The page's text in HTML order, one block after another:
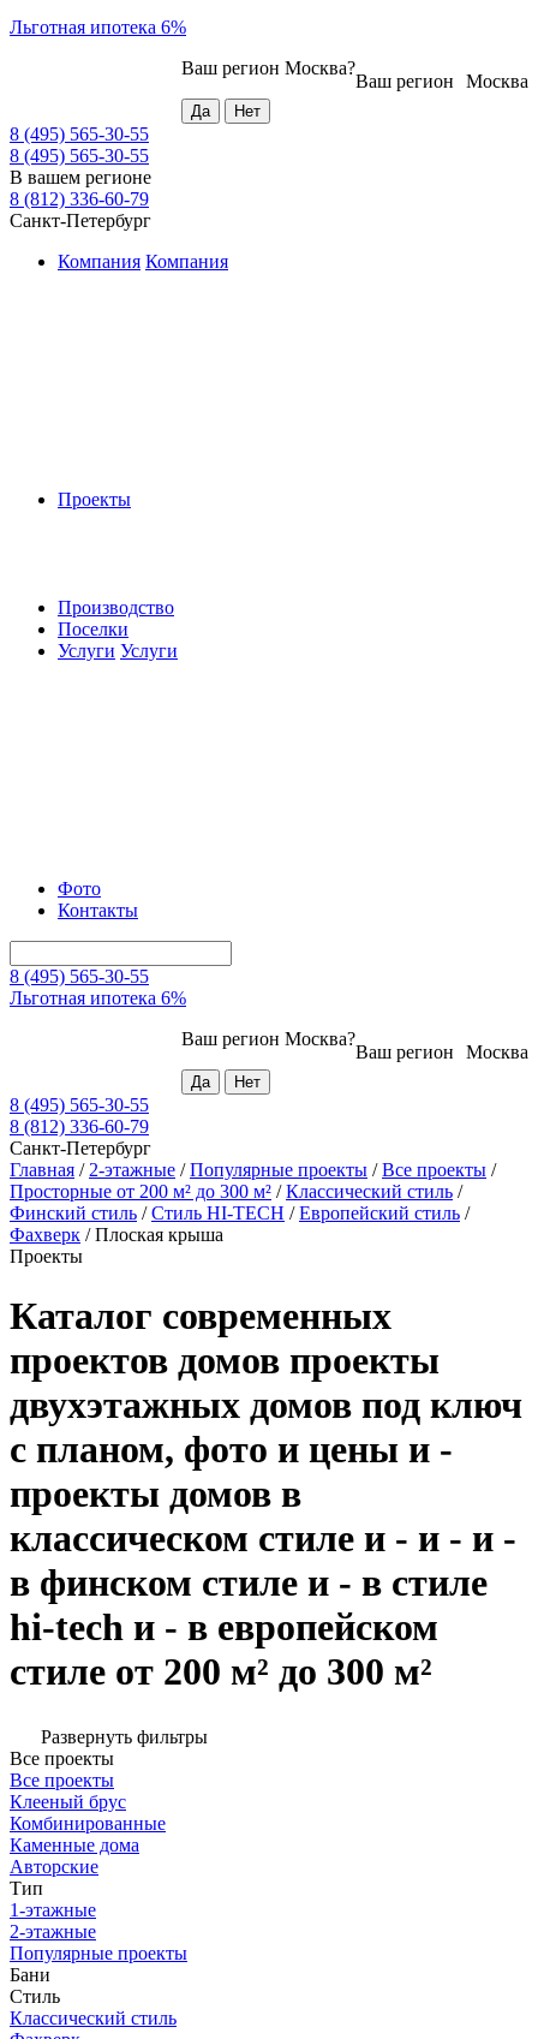
Льготная ипотека 6%
Москва
Ваш регион
Ваш регион Москва?
8 (495) 565-30-55
8 (495) 565-30-55
В вашем регионе
8 (812) 336-60-79
Санкт-Петербург
Компания Компания
Проекты
Производство
Поселки
Услуги Услуги
Фото
Контакты
8 (495) 565-30-55
Льготная ипотека 6%
Москва
Ваш регион
Ваш регион Москва?
8 (495) 565-30-55
8 (812) 336-60-79
Санкт-Петербург
Главная / 2-этажные /Популярные проекты /Все проекты /
Просторные от 200 м² до 300 м² /Классический стиль /
Финский стиль /Стиль HI-TECH /Европейский стиль /
Фахверк /Плоская крыша
Проекты
Каталог современных
проектов домов проекты
двухэтажных домов под ключ
с планом, фото и цены и -
проекты домов в
классическом стиле и - и - и -
в финском стиле и - в стиле
hi-tech и - в европейском
стиле от 200 м² до 300 м²
Развернуть фильтры
Все проекты
Все проекты
Клееный брус
Комбинированные
Каменные дома
Авторские
Тип
1-этажные
2-этажные
Популярные проекты
Бани
Стиль
Классический стиль